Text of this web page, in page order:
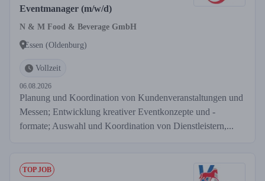
Eventmanager (m/w/d)
N & M Food & Beverage GmbH
Essen (Oldenburg)
Vollzeit
06.08.2026
Planung und Koordination von Kundenveranstaltungen und
Messen; Entwicklung kreativer Eventkonzepte und -
formate; Auswahl und Koordination von Dienstleistern,...
TOP JOB